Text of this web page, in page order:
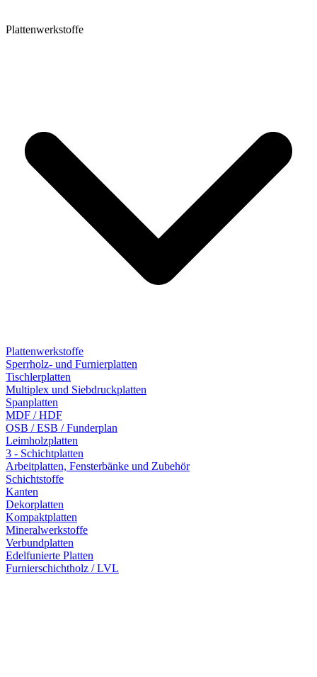
Plattenwerkstoffe
Plattenwerkstoffe
Sperrholz- und Furnierplatten
Tischlerplatten
Multiplex und Siebdruckplatten
Spanplatten
MDF / HDF
OSB / ESB / Funderplan
Leimholzplatten
3 - Schichtplatten
Arbeitplatten, Fensterbänke und Zubehör
Schichtstoffe
Kanten
Dekorplatten
Kompaktplatten
Mineralwerkstoffe
Verbundplatten
Edelfunierte Platten
Furnierschichtholz / LVL